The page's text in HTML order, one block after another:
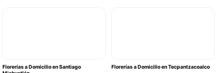
Florerías a Domicilio en Santiago
Florerías a Domicilio en Tecpantzacoalco